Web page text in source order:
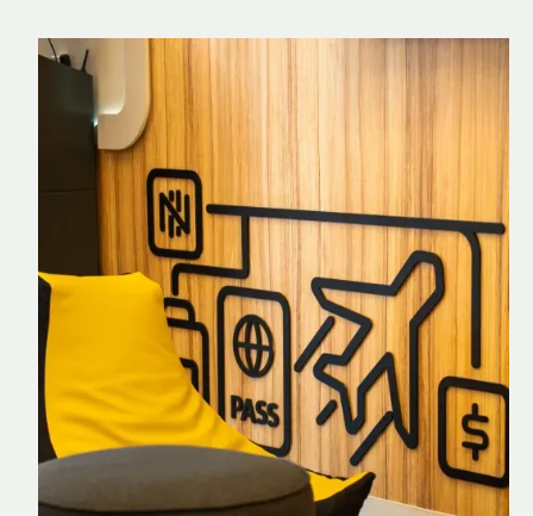
Nomad Explorer
Cartão de crédito brasileiro com cashback
em dólar